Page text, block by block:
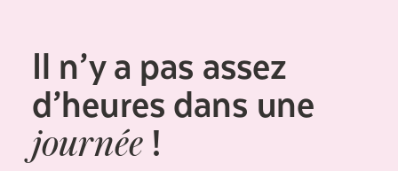
Il n’y a pas assez
d’heures dans une
journée!